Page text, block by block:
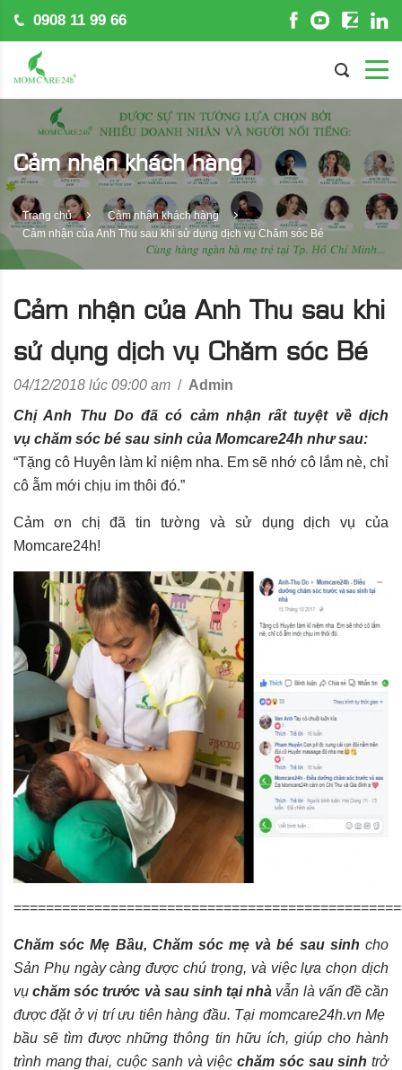
0908 11 99 66
Cảm nhận khách hàng
Trang chủ
Cảm nhận khách hàng
Cảm nhận của Anh Thu sau khi sử dụng dịch vụ Chăm sóc Bé
Cảm nhận của Anh Thu sau khi
sử dụng dịch vụ Chăm sóc Bé
04/12/2018 lúc 09:00 am / Admin
Chị Anh Thu Do đã có cảm nhận rất tuyệt về dịch
vụ chăm sóc bé sau sinh của Momcare24h như sau:
“Tặng cô Huyên làm kỉ niệm nha. Em sẽ nhớ cô lắm nè, chỉ
cô ẵm mới chịu im thôi đó.”
Cảm ơn chị đã tin tường và sử dụng dịch vụ của
Momcare24h!
Chăm sóc Mẹ Bầu, Chăm sóc mẹ và bé sau sinh cho
Sản Phụ ngày càng được chú trọng, và việc lựa chọn dịch
vụchăm sóc trước và sau sinh tại nhà vẫn là vấn đề cần
được đặt ở vị trí ưu tiên hàng đầu. Tại momcare24h.vnMẹ
bầu sẽ tìm được những thông tin hữu ích, giúp cho hành
trình mang thai, cuộc sanh và việcchăm sóc sau sinh trở